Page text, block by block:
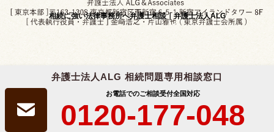
相続に強い法律事務所へ弁護士相談｜弁護士法人ALG
弁護士法人ALG 相続問題専用相談窓口
お電話でのご相談受付全国対応
0120-177-048
Copyright © 2019-2026 相続問題のご相談なら
弁護士法人ALG&Associates All Rights Reserved.